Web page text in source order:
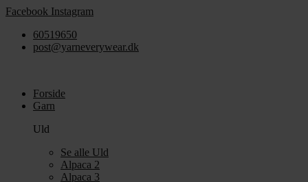
Videre
indhold
Facebook Instagram
60519650
post@yarneverywear.dk
Forside
Garn
Uld
Se alle Uld
Alpaca 2
Alpaca 3